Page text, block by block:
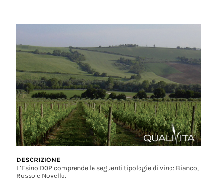
DESCRIZIONE
L’Esino DOP comprende le seguenti tipologie di vino: Bianco,
Rosso e Novello.